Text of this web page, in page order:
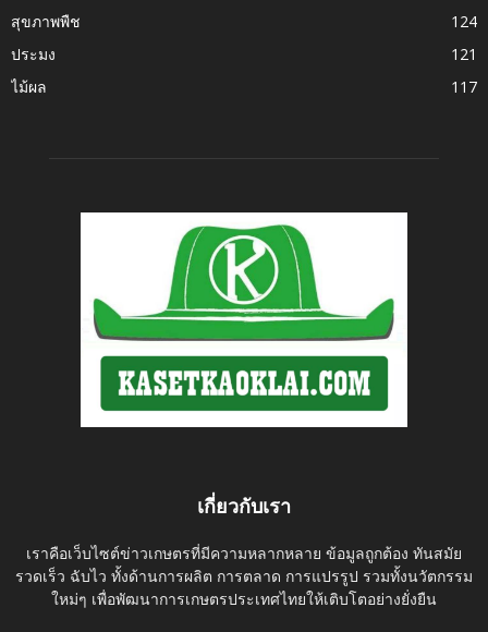
สุขภาพพืช
124
ประมง
121
ไม้ผล
117
เกี่ยวกับเรา
เราคือเว็บไซต์ข่าวเกษตรที่มีความหลากหลาย ข้อมูลถูกต้อง ทันสมัย
รวดเร็ว ฉับไว ทั้งด้านการผลิต การตลาด การแปรรูป รวมทั้งนวัตกรรม
ใหม่ๆ เพื่อพัฒนาการเกษตรประเทศไทยให้เติบโตอย่างยั่งยืน